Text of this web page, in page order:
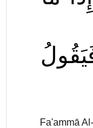
Fa'ammā